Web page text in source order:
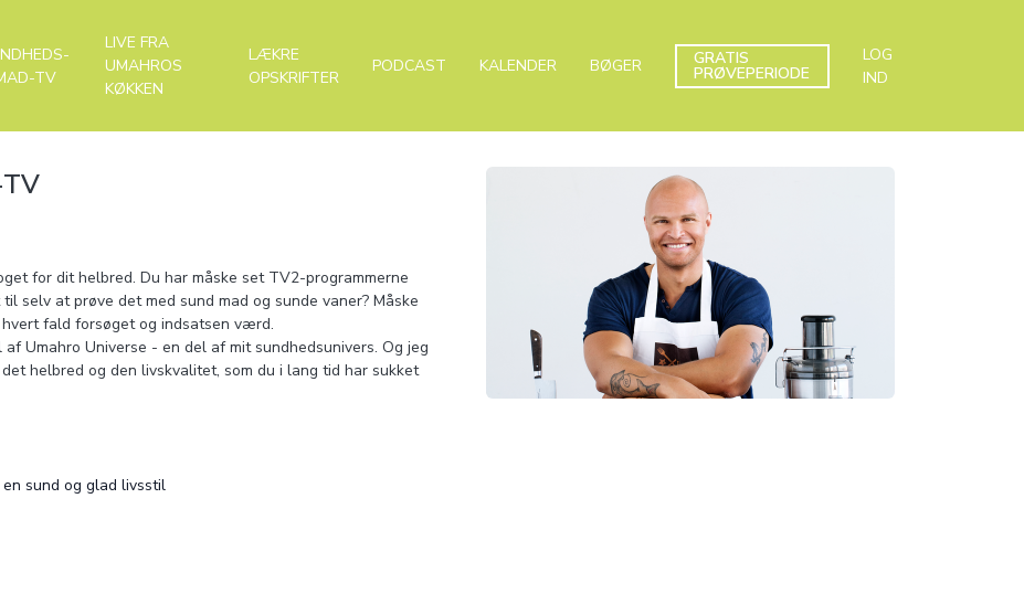
TV
LIVE FRA
UMAHROS
KØKKEN
LÆKRE
OPSKRIFTER
PODCAST KALENDER BØGER GRATIS
PRØVEPERIODE
LOG
IND
for dit helbred. Du har måske set TV2-programmerne
selv at prøve det med sund mad og sunde vaner? Måske
fald forsøget og indsatsen værd.
Umahro Universe - en del af mit sundhedsunivers. Og jeg
helbred og den livskvalitet, som du i lang tid har sukket
sund og glad livsstil